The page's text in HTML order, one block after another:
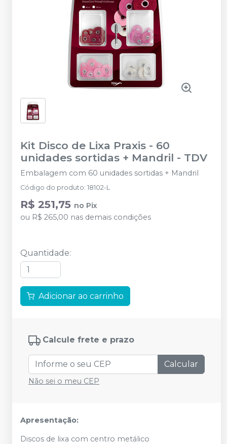
Kit Disco de Lixa Praxis - 60
unidades sortidas + Mandril - TDV
Embalagem com 60 unidades sortidas + Mandril
Código do produto: 18102-L
R$ 251,75 no Pix
ou R$ 265,00 nas demais condições
Quantidade:
Adicionar ao carrinho
Calcule frete e prazo
Calcular
Não sei o meu CEP
Apresentação:
Discos de lixa com centro metálico